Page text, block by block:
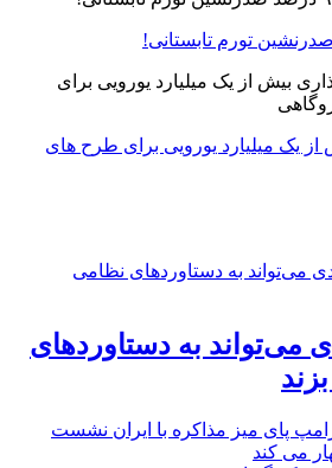
یک میلیارد یورویی برای طرح های
می‌تواند به دستاوردهای